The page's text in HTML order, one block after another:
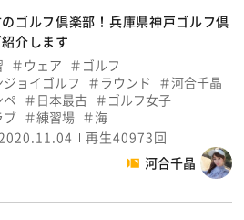
ゴルフ倶楽部！兵庫県神戸ゴルフ倶
介します
ウェア
ゴルフ
ジョイゴルフ
ラウンド
河合千晶
ペ
日本最古
ゴルフ女子
ブ
練習場
海
再生40973回
河合千晶